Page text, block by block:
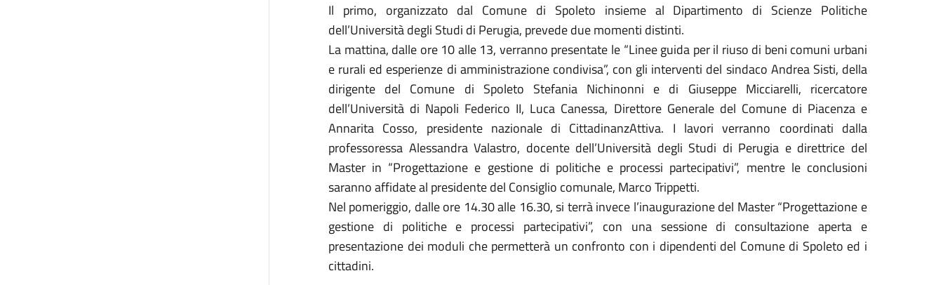
Il primo, organizzato dal Comune di Spoleto insieme al Dipartimento di Scienze Politiche
dell’Università degli Studi di Perugia, prevede due momenti distinti.
La mattina, dalle ore 10 alle 13, verranno presentate le “Linee guida per il riuso di beni comuni urbani
e rurali ed esperienze di amministrazione condivisa”, con gli interventi del sindaco Andrea Sisti, della
dirigente del Comune di Spoleto Stefania Nichinonni e di Giuseppe Micciarelli, ricercatore
dell’Università di Napoli Federico II, Luca Canessa, Direttore Generale del Comune di Piacenza e
Annarita Cosso, presidente nazionale di CittadinanzAttiva. I lavori verranno coordinati dalla
professoressa Alessandra Valastro, docente dell’Università degli Studi di Perugia e direttrice del
Master in “Progettazione e gestione di politiche e processi partecipativi”, mentre le conclusioni
saranno affidate al presidente del Consiglio comunale, Marco Trippetti.
Nel pomeriggio, dalle ore 14.30 alle 16.30, si terrà invece l’inaugurazione del Master “Progettazione e
gestione di politiche e processi partecipativi”, con una sessione di consultazione aperta e
presentazione dei moduli che permetterà un confronto con i dipendenti del Comune di Spoleto ed i
cittadini.